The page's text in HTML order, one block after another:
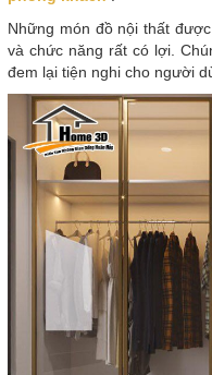
Những món đồ nội thất
và chức năng rất có lợi.
đem lại tiện nghi cho người